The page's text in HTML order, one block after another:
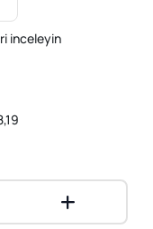
inceleyin